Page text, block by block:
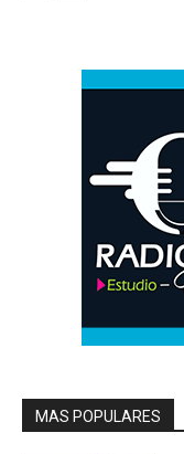
MAS POPULARES